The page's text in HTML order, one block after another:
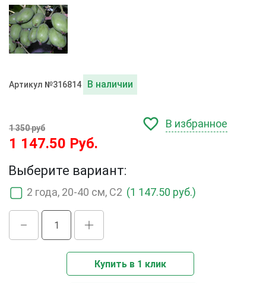
Артикул №316814 В наличии
1 350 руб
1 147.50 Руб.
В избранное
Выберите вариант:
2 года, 20-40 см, С2 (1 147.50 руб.)
Купить в 1 клик